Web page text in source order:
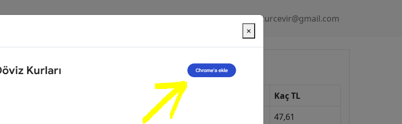
Gizlilik Politikası kurcevir@gmail.com
Güncel Kurlar
Kur
Kaç TL
Dolar
47,61
×